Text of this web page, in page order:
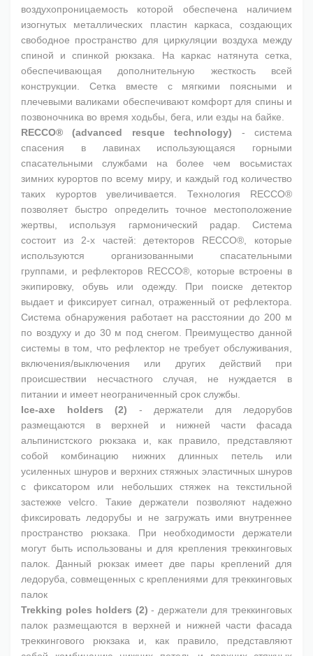
воздухопроницаемость которой обеспечена наличием
изогнутых металлических пластин каркаса, создающих
свободное пространство для циркуляции воздуха между
спиной и спинкой рюкзака. На каркас натянута сетка,
обеспечивающая дополнительную жесткость всей
конструкции. Сетка вместе с мягкими поясными и
плечевыми валиками обеспечивают комфорт для спины и
позвоночника во время ходьбы, бега, или езды на байке.
RECCO® (advanced resque technology) - система
спасения в лавинах использующаяся горными
спасательными службами на более чем восьмистах
зимних курортов по всему миру, и каждый год количество
таких курортов увеличивается. Технология RECCO®
позволяет быстро определить точное местоположение
жертвы, используя гармонический радар. Система
состоит из 2-х частей: детекторов RECCO®, которые
используются организованными спасательными
группами, и рефлекторов RECCO®, которые встроены в
экипировку, обувь или одежду. При поиске детектор
выдает и фиксирует сигнал, отраженный от рефлектора.
Система обнаружения работает на расстоянии до 200 м
по воздуху и до 30 м под снегом. Преимущество данной
системы в том, что рефлектор не требует обслуживания,
включения/выключения или других действий при
происшествии несчастного случая, не нуждается в
питании и имеет неограниченный срок службы.
Ice-axe holders (2) - держатели для ледорубов
размещаются в верхней и нижней части фасада
альпинистского рюкзака и, как правило, представляют
собой комбинацию нижних длинных петель или
усиленных шнуров и верхних стяжных эластичных шнуров
с фиксатором или небольших стяжек на текстильной
застежке velcro. Такие держатели позволяют надежно
фиксировать ледорубы и не загружать ими внутреннее
пространство рюкзака. При необходимости держатели
могут быть использованы и для крепления треккинговых
палок. Данный рюкзак имеет две пары креплений для
ледоруба, совмещенных с креплениями для треккинговых
палок
Trekking poles holders (2) - держатели для треккинговых
палок размещаются в верхней и нижней части фасада
треккингового рюкзака и, как правило, представляют